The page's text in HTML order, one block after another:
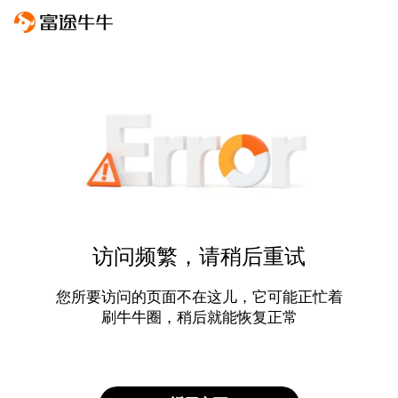
访问频繁，请稍后重试
您所要访问的页面不在这儿，它可能正忙着
刷牛牛圈，稍后就能恢复正常